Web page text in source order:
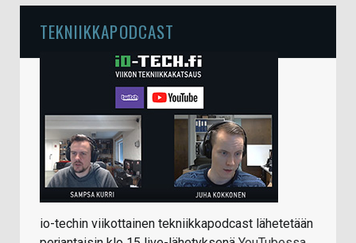
TEKNIIKKAPODCAST
io-techin viikottainen tekniikkapodcast lähetetään